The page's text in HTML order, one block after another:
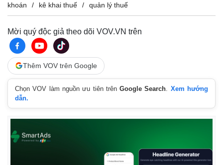
Quân sự - Quốc phòng
khoán
kê khai thuế quản lý thuế
Mời quý độc giả theo dõi VOV.VN trên
Thêm VOV trên Google
Chọn VOV làm nguồn ưu tiên trênGoogle Search
Xem hướng
dẫn.